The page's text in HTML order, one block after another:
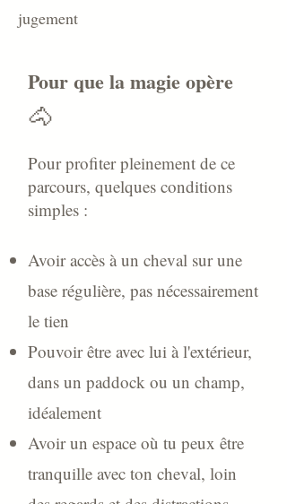
jugement
Pour que la magie opère
🐴
Pour profiter pleinement de ce
parcours, quelques conditions
simples :
Avoir accès à un cheval sur une
base régulière, pas nécessairement
le tien
Pouvoir être avec lui à l'extérieur,
dans un paddock ou un champ,
idéalement
Avoir un espace où tu peux être
tranquille avec ton cheval, loin